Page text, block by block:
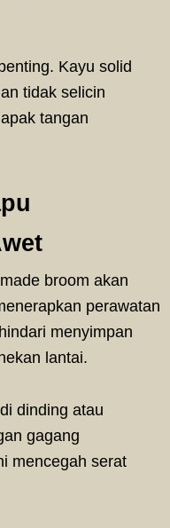
Kayu solid
tidak selicin
tangan
broom akan
perawatan
menyimpan
lantai.
dinding atau
gagang
mencegah serat